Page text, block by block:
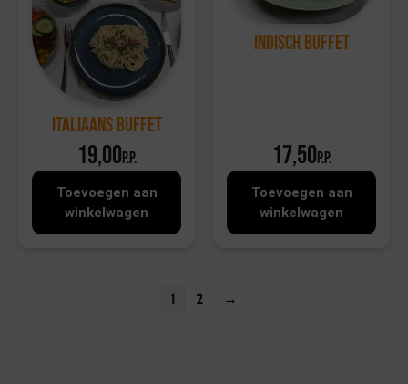
Italiaans Buffet
19,00p.p.
Toevoegen aan
winkelwagen
Indisch buffet
17,50p.p.
Toevoegen aan
winkelwagen
1 2 →